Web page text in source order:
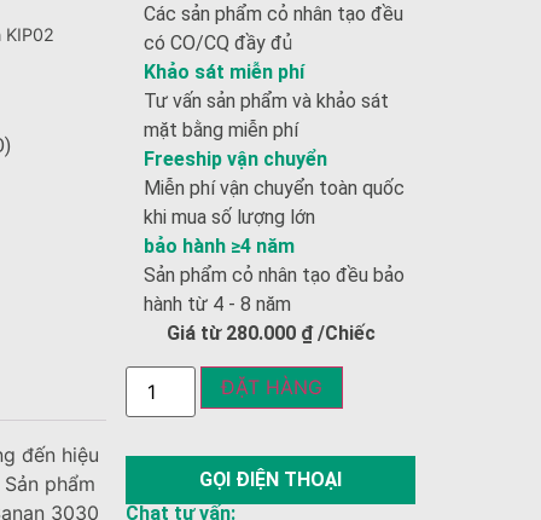
Các sản phẩm cỏ nhân tạo đều
có CO/CQ đầy đủ
Khảo sát miễn phí
Tư vấn sản phẩm và khảo sát
mặt bằng miễn phí
Freeship vận chuyển
Miễn phí vận chuyển toàn quốc
khi mua số lượng lớn
bảo hành ≥4 năm
Sản phẩm cỏ nhân tạo đều bảo
hành từ 4 - 8 năm
Giá từ 280.000 ₫/Chiếc
ĐẶT HÀNG
GỌI ĐIỆN THOẠI
Chat tư vấn:
đến hiệu
phẩm
3030